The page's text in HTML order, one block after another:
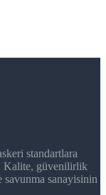
standartlara
Kalite, güvenilirlik
sanayisinin